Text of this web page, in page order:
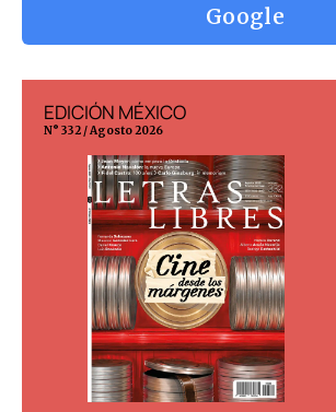
Google
EDICIÓN MÉXICO
N° 332 / Agosto 2026